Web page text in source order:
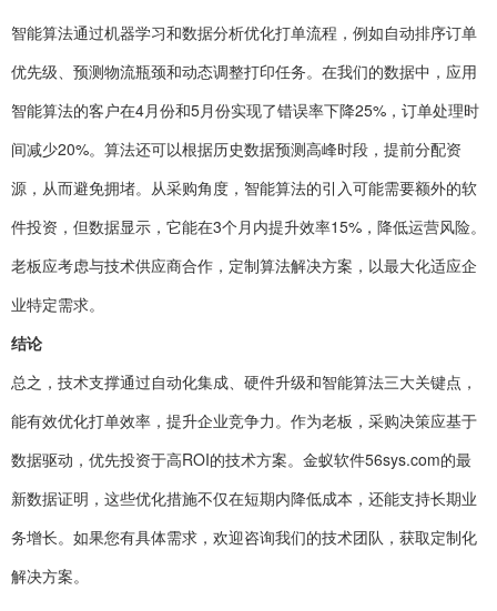
智能算法通过机器学习和数据分析优化打单流程，例如自动排序订单
优先级、预测物流瓶颈和动态调整打印任务。在我们的数据中，应用
智能算法的客户在4月份和5月份实现了错误率下降25%，订单处理时
间减少20%。算法还可以根据历史数据预测高峰时段，提前分配资
源，从而避免拥堵。从采购角度，智能算法的引入可能需要额外的软
件投资，但数据显示，它能在3个月内提升效率15%，降低运营风险。
老板应考虑与技术供应商合作，定制算法解决方案，以最大化适应企
业特定需求。
结论
总之，技术支撑通过自动化集成、硬件升级和智能算法三大关键点，
能有效优化打单效率，提升企业竞争力。作为老板，采购决策应基于
数据驱动，优先投资于高ROI的技术方案。金蚁软件56sys.com的最
新数据证明，这些优化措施不仅在短期内降低成本，还能支持长期业
务增长。如果您有具体需求，欢迎咨询我们的技术团队，获取定制化
解决方案。